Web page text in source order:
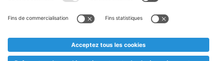
* Nous vendons ces articles temporairement et jusqu'à
au cas où, malgré le planning bien étudié, nous serions
prématurément en rupture de stock. Prix Recupel et TVA incl.
** Sur ce site, l’utilisation de la forme masculine a été adoptée